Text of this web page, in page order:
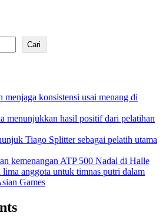
Cari
konsistensi usai menang di
menunjukkan hasil positif dari pelatihan
Tiago Splitter sebagai pelatih utama
kemenangan ATP 500 Nadal di Halle
lima anggota untuk timnas putri dalam
Games